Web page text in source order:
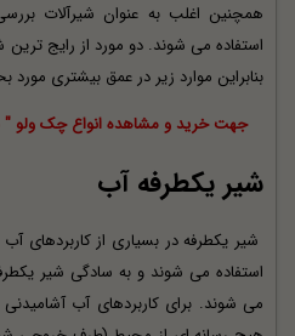
استفاده می شوند. دو مورد از رایج
بنابراین موارد زیر در عمق بیشتری مورد
جهت خرید و مشاهده انواع چک ولو "
شیر یکطرفه آب
شیر یکطرفه در بسیاری از کاربردهای
استفاده می شوند و به سادگی شیر
می شوند. برای کاربردهای آب